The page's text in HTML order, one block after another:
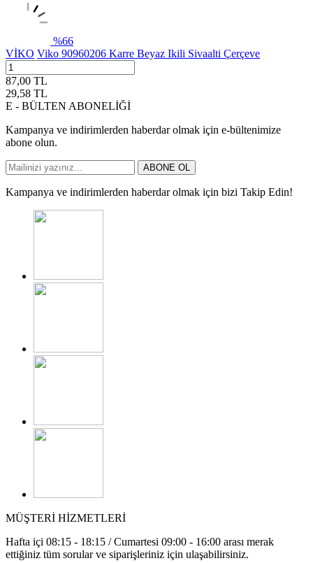
%66
VİKO Viko 90960206 Karre Beyaz Ikili Sivaalti Çerçeve
87,00 TL
29,58 TL
E - BÜLTEN ABONELİĞİ
Kampanya ve indirimlerden haberdar olmak için e-bültenimize
abone olun.
ABONE OL
Kampanya ve indirimlerden haberdar olmak için bizi Takip Edin!
MÜŞTERİ HİZMETLERİ
Hafta içi 08:15 - 18:15 / Cumartesi 09:00 - 16:00 arası merak
ettiğiniz tüm sorular ve siparişleriniz için ulaşabilirsiniz.